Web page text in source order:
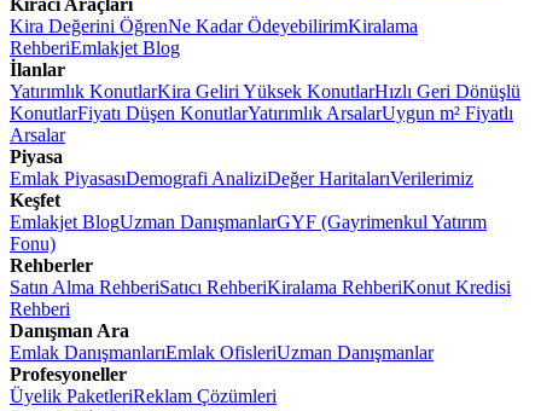
Kiracı Araçları
Kira Değerini ÖğrenNe Kadar ÖdeyebilirimKiralama
RehberiEmlakjet Blog
İlanlar
Yatırımlık KonutlarKira Geliri Yüksek KonutlarHızlı Geri Dönüşlü
KonutlarFiyatı Düşen KonutlarYatırımlık ArsalarUygun m² Fiyatlı
Arsalar
Piyasa
Emlak PiyasasıDemografi AnaliziDeğer HaritalarıVerilerimiz
Keşfet
Emlakjet BlogUzman DanışmanlarGYF (Gayrimenkul Yatırım
Fonu)
Rehberler
Satın Alma RehberiSatıcı RehberiKiralama RehberiKonut Kredisi
Rehberi
Danışman Ara
Emlak DanışmanlarıEmlak OfisleriUzman Danışmanlar
Profesyoneller
Üyelik PaketleriReklam Çözümleri